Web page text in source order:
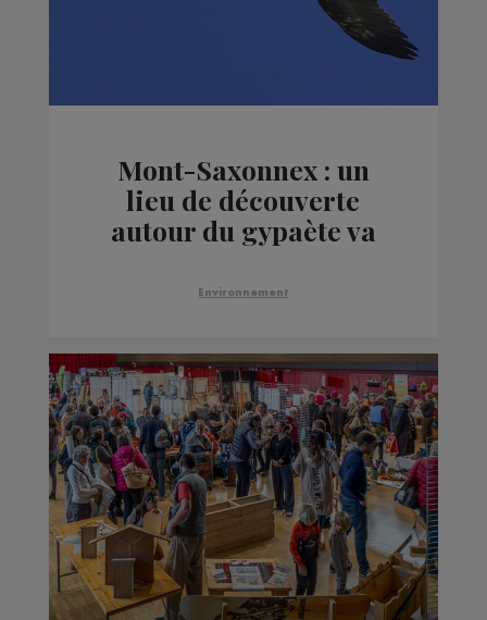
Mont-Saxonnex : un
lieu de découverte
autour du gypaète va
Environnement